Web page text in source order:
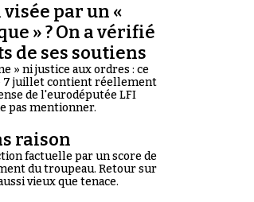
par un «
» ? On a vérifié
de ses soutiens
» ni justice aux ordres : ce
7 juillet contient réellement
de l'eurodéputée LFI
pas mentionner.
raison
factuelle par un score de
du troupeau. Retour sur
vieux que tenace.